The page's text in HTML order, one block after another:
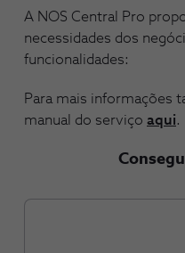
A NOS Central Pro
necessidades dos
funcionalidades:
Para mais informações
manual do serviço aqui.